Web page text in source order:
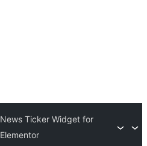
News Ticker Widget for
Elementor